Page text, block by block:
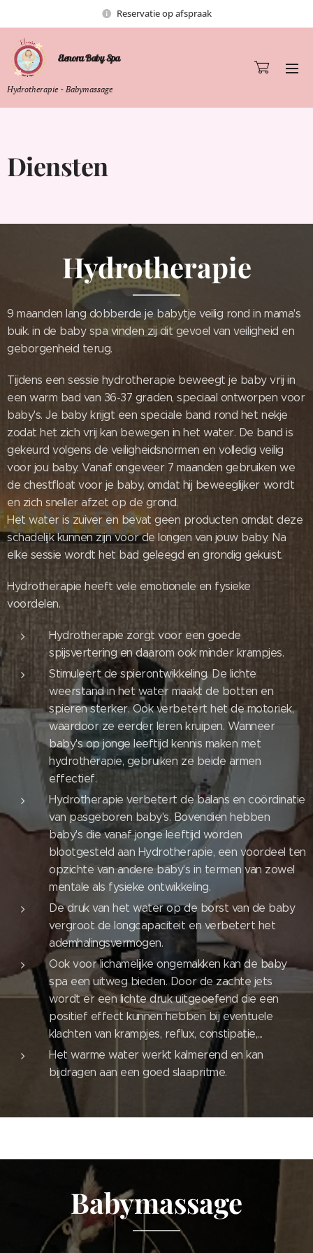
Reservatie op afspraak
Elenora Baby Spa
Hydrotherapie - Babymassage
Diensten
Hydrotherapie
9 maanden lang dobberde je babytje veilig rond in mama's
buik. in de baby spa vinden zij dit gevoel van veiligheid en
geborgenheid terug.
Tijdens een sessie hydrotherapie beweegt je baby vrij in
een warm bad van 36-37 graden, speciaal ontworpen voor
baby's. Je baby krijgt een speciale band rond het nekje
zodat het zich vrij kan bewegen in het water. De band is
gekeurd volgens de veiligheidsnormen en volledig veilig
voor jou baby. Vanaf ongeveer 7 maanden gebruiken we
de chestfloat voor je baby, omdat hij beweeglijker wordt
en zich sneller afzet op de grond.
Het water is zuiver en bevat geen producten omdat deze
schadelijk kunnen zijn voor de longen van jouw baby. Na
elke sessie wordt het bad geleegd en grondig gekuist.
Hydrotherapie heeft vele emotionele en fysieke
voordelen.
Hydrotherapie zorgt voor een goede
spijsvertering en daarom ook minder krampjes.
Stimuleert de spierontwikkeling. De lichte
weerstand in het water maakt de botten en
spieren sterker. Ook verbetert het de motoriek,
waardoor ze eerder leren kruipen. Wanneer
baby's op jonge leeftijd kennis maken met
hydrotherapie, gebruiken ze beide armen
effectief.
Hydrotherapie verbetert de balans en coördinatie
van pasgeboren baby's. Bovendien hebben
baby's die vanaf jonge leeftijd worden
blootgesteld aan Hydrotherapie, een voordeel ten
opzichte van andere baby's in termen van zowel
mentale als fysieke ontwikkeling.
De druk van het water op de borst van de baby
vergroot de longcapaciteit en verbetert het
ademhalingsvermogen.
Ook voor lichamelijke ongemakken kan de baby
spa een uitweg bieden. Door de zachte jets
wordt er een lichte druk uitgeoefend die een
positief effect kunnen hebben bij eventuele
klachten van krampjes, reflux, constipatie,...
Het warme water werkt kalmerend en kan
bijdragen aan een goed slaapritme.
Babymassage